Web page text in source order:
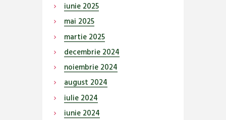
iunie 2025
mai 2025
martie 2025
decembrie 2024
noiembrie 2024
august 2024
iulie 2024
iunie 2024